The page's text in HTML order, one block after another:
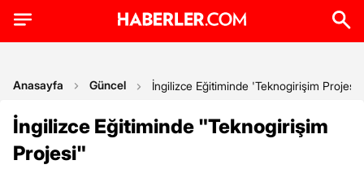
Anasayfa Güncel İngilizce Eğitiminde 'Teknogirişim Projesi'
İngilizce Eğitiminde "Teknogirişim
Projesi"